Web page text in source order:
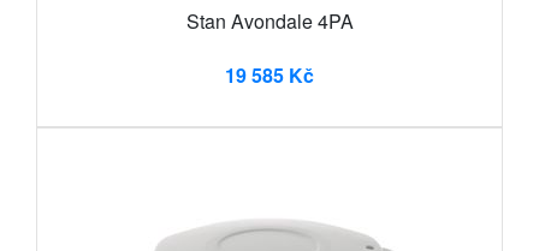
Stan Avondale 4PA
19 585 Kč